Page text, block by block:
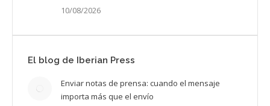
10/08/2026
El blog de Iberian Press
Enviar notas de prensa: cuando el mensaje
importa más que el envío